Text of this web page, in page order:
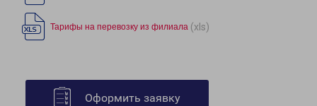
Тарифы на перевозку из филиала (xls)
Оформить заявку